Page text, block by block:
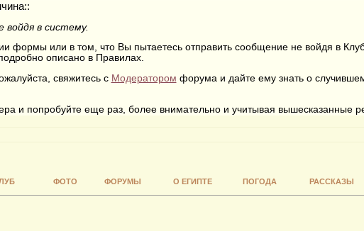
в систему.
формы или в том, что Вы пытаетесь отправить сообщение не войдя в
описано в Правилах.
свяжитесь с Модератором форума и дайте ему знать о
и попробуйте еще раз, более внимательно и учитывая вышесказанные
ФОТО ФОРУМЫ О ЕГИПТЕ ПОГОДА РАССКАЗЫ